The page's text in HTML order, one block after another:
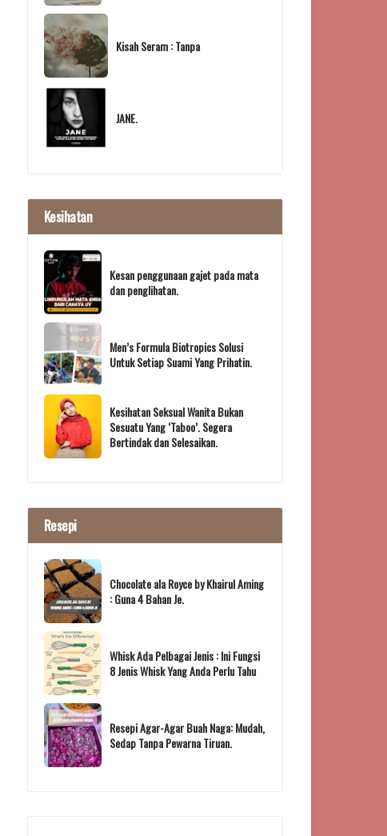
Kisah Seram : Tanpa
JANE.
Kesihatan
Kesan penggunaan gajet pada mata
dan penglihatan.
Men’s Formula Biotropics Solusi
Untuk Setiap Suami Yang Prihatin.
Kesihatan Seksual Wanita Bukan
Sesuatu Yang ‘Taboo’. Segera
Bertindak dan Selesaikan.
Resepi
Chocolate ala Royce by Khairul Aming
: Guna 4 Bahan Je.
Whisk Ada Pelbagai Jenis : Ini Fungsi
8 Jenis Whisk Yang Anda Perlu Tahu
Resepi Agar-Agar Buah Naga: Mudah,
Sedap Tanpa Pewarna Tiruan.